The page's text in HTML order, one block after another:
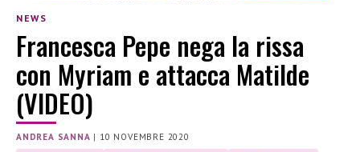
NEWS
Francesca Pepe nega la rissa
con Myriam e attacca Matilde
(VIDEO)
ANDREA SANNA | 10 NOVEMBRE 2020